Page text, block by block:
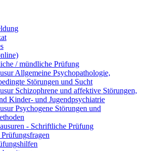
/ mündliche Prüfung
Allgemeine Psychopathologie,
Störungen und Sucht
Schizophrene und affektive Störungen,
Kinder- und Jugendpsychiatrie
Psychogene Störungen und
- Schriftliche Prüfung